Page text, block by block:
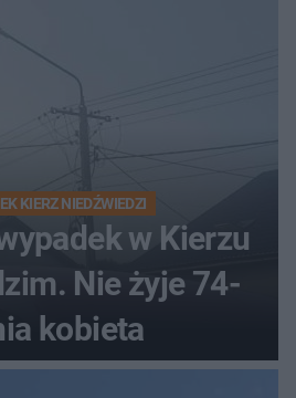
KIERZ NIEDŹWIEDZI
w Kierzu
Nie żyje 74-
kobieta